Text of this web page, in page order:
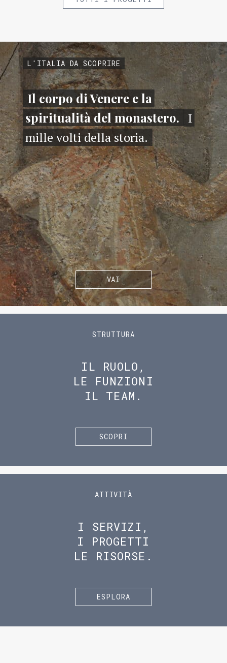
L'ITALIA DA SCOPRIRE
Il corpo di Venere e la
spiritualità del monastero. I
mille volti della storia.
VAI
STRUTTURA
IL RUOLO,
LE FUNZIONI
IL TEAM.
SCOPRI
ATTIVITÀ
I SERVIZI,
I PROGETTI
LE RISORSE.
ESPLORA